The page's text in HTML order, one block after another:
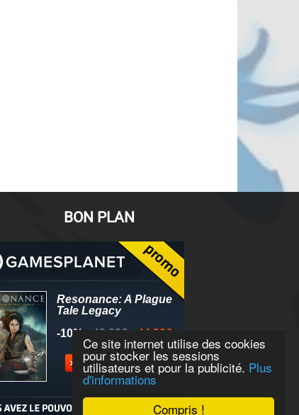
Compris !
Ce site internet utilise des cookies
pour stocker les sessions
utilisateurs et pour la publicité. Plus
d'informations
BON PLAN